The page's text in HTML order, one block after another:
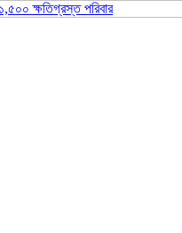
১,৫০০ ক্ষতিগ্রস্ত পরিবার